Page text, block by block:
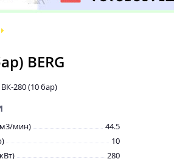
BERG
280 (10 бар)
мин)
44.5
10
280